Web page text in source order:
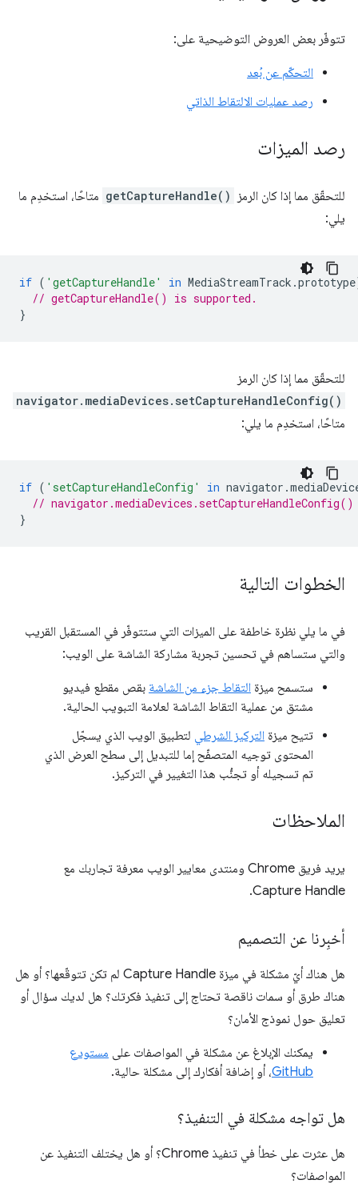
تتوفّر بعض العروض التوضيحية على:
التحكّم عن بُعد
رصد عمليات الالتقاط الذاتي
رصد الميزات
للتحقّق مما إذا كان الرمز getCaptureHandle() متاحًا، استخدِم ما
يلي:
if ( 'getCaptureHandle' in MediaStreamTrack .prototype
// getCaptureHandle() is supported.
}
للتحقّق مما إذا كان الرمز
navigator.mediaDevices.setCaptureHandleConfig()
متاحًا، استخدِم ما يلي:
if ( 'setCaptureHandleConfig' in navigator .
//
}
الخطوات التالية
في ما يلي نظرة خاطفة على الميزات التي ستتوفّر في المستقبل القريب
والتي ستساهم في تحسين تجربة مشاركة الشاشة على الويب:
ستسمح ميزة التقاط جزء من الشاشة بقص مقطع فيديو
مشتق من عملية التقاط الشاشة لعلامة التبويب الحالية.
تتيح ميزة التركيز الشرطي لتطبيق الويب الذي يسجّل
المحتوى توجيه المتصفّح إما للتبديل إلى سطح العرض الذي
تم تسجيله أو تجنُّب هذا التغيير في التركيز.
الملاحظات
يريد فريق Chrome ومنتدى معايير الويب معرفة تجاربك مع
Capture Handle.
أخبِرنا عن التصميم
هل هناك أيّ مشكلة في ميزة Capture Handle لم تكن تتوقّعها؟ أو هل
هناك طرق أو سمات ناقصة تحتاج إلى تنفيذ فكرتك؟ هل لديك سؤال أو
تعليق حول نموذج الأمان؟
يمكنك الإبلاغ عن مشكلة في المواصفات على مستودع
GitHub، أو إضافة أفكارك إلى مشكلة حالية.
هل تواجه مشكلة في التنفيذ؟
هل عثرت على خطأ في تنفيذ Chrome؟ أو هل يختلف التنفيذ عن
المواصفات؟